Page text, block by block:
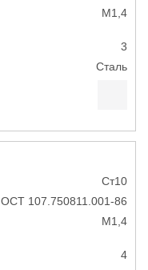
М1,4
3
Сталь
Ст10
ОСТ 107.750811.001-86
М1,4
4